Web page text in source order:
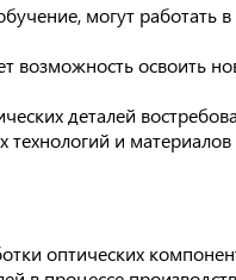
могут работать
возможность освоить
деталей
и
оптических